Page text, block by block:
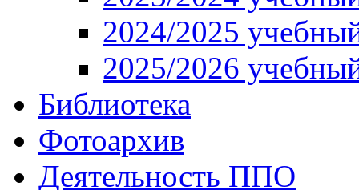
2024/2025
2025/2026
Библиотека
Фотоархив
Деятельность ППО